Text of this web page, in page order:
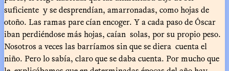
suficiente y se desprendían, amarronadas, como hojas de
otoño. Las ramas pare cían encoger. Y a cada paso de Óscar
iban perdiéndose más hojas, caían solas, por su propio peso.
Nosotros a veces las barríamos sin que se diera cuenta el
niño. Pero lo sabía, claro que se daba cuenta. Por mucho que